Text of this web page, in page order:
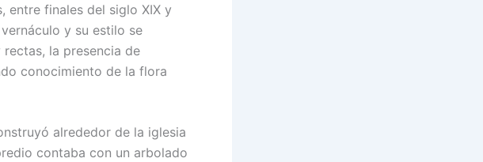
entre finales del siglo XIX y
y su estilo se
la presencia de
conocimiento de la flora
alrededor de la iglesia
contaba con un arbolado